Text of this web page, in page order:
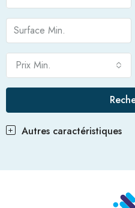
Prix Min.
Autres caractéristiques